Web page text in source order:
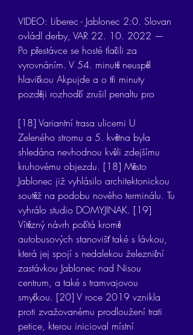
VIDEO: Liberec - Jablonec 2:0. Slovan
ovládl derby, VAR 22. 10. 2022 —
Po přestávce se hosté tlačili za
vyrovnáním. V 54. minutě neuspěl
hlavičkou Akpujde a o tři minuty
později rozhodčí zrušil penaltu pro
[18] Variantní trasa ulicemi U
Zeleného stromu a 5. května byla
shledána nevhodnou kvůli zdejšímu
kruhovému objezdu. [18] Město
Jablonec již vyhlásilo architektonickou
soutěž na podobu nového terminálu. Tu
vyhrálo studio DOMYJINAK. [19]
Vítězný návrh počítá kromě
autobusových stanovišť také s lávkou,
která jej spojí s nedalekou železniční
zastávkou Jablonec nad Nisou
centrum, a také s tramvajovou
smyčkou. [20] V roce 2019 vznikla
proti zvažovanému prodloužení trati
petice, kterou inicioval místní